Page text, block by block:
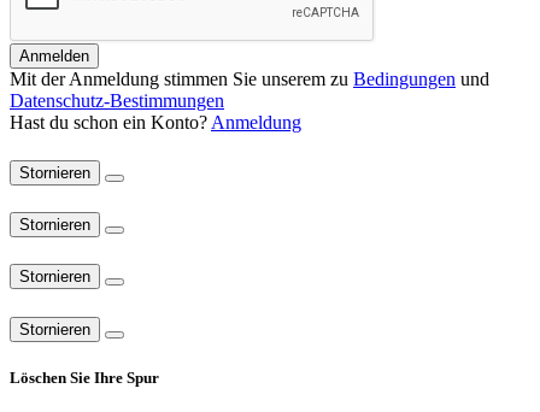
Anmelden
Mit der Anmeldung stimmen Sie unserem zu Bedingungen und
Datenschutz-Bestimmungen
Hast du schon ein Konto? Anmeldung
Stornieren
Stornieren
Stornieren
Stornieren
Löschen Sie Ihre Spur